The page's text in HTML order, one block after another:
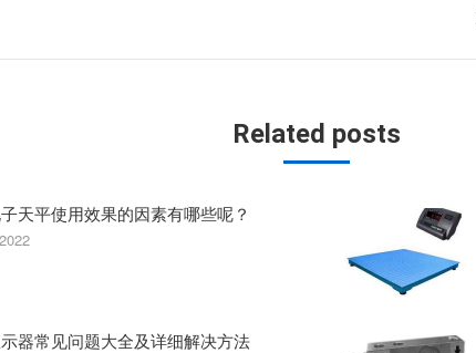
篇
Related posts
天平使用效果的因素有哪些呢？
器常见问题大全及详细解决方法